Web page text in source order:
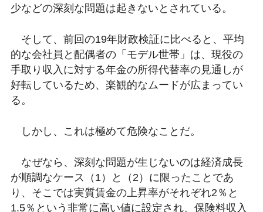
少などの深刻な問題は起きないとされている。
そして、前回の19年財政検証に比べると、平均
的な会社員と配偶者の「モデル世帯」は、現役の
手取り収入に対する年金の所得代替率の見通しが
好転しているため、楽観的なムードが広まってい
る。
しかし、これは極めて危険なことだ。
なぜなら、深刻な問題が生じないのは経済成長
が順調なケース（1）と（2）に限ったことであ
り、そこでは実質賃金の上昇率がそれぞれ2％と
1.5％という非常に高い値に設定され、保険料収入